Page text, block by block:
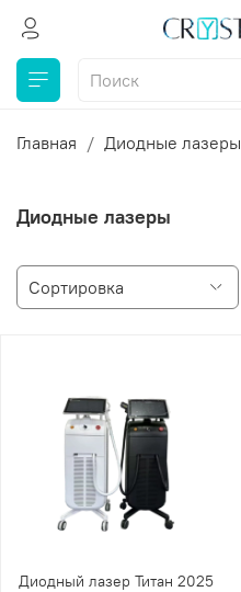
Главная Диодные лазеры
Диодные лазеры
Диодный лазер Титан 2025